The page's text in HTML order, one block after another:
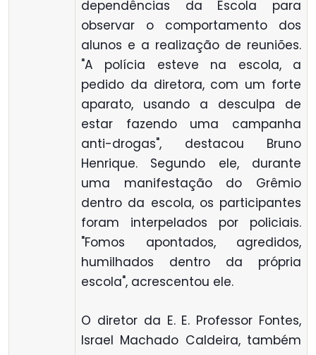
dependências da Escola para
observar o comportamento dos
alunos e a realização de reuniões.
"A polícia esteve na escola, a
pedido da diretora, com um forte
aparato, usando a desculpa de
estar fazendo uma campanha
anti-drogas", destacou Bruno
Henrique. Segundo ele, durante
uma manifestação do Grêmio
dentro da escola, os participantes
foram interpelados por policiais.
"Fomos apontados, agredidos,
humilhados dentro da própria
escola", acrescentou ele.
O diretor da E. E. Professor Fontes,
Israel Machado Caldeira, também